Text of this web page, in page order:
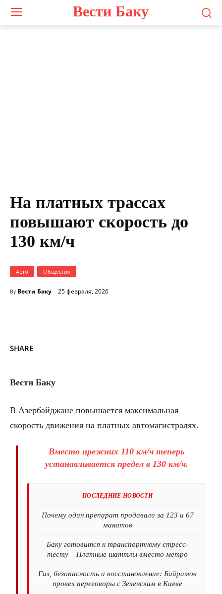
Вести Баку
На платных трассах
повышают скорость до
130 км/ч
Авто Общество
By Вести Баку 25 февраля, 2026
SHARE
Вести Баку
В Азербайджане повышается максимальная
скорость движения на платных автомагистралях.
Вместо прежних 110 км/ч теперь
устанавливается предел в 130 км/ч.
ПОСЛЕДНИЕ НОВОСТИ
Почему один препарат продавали за 123 и 67
манатов
Баку готовится к транспортному стресс-
тесту – Платные шаттлы вместо метро
Газ, безопасность и восстановление: Байрамов
провел переговоры с Зеленским в Киеве